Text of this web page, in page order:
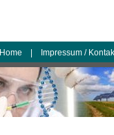
Home Impressum /